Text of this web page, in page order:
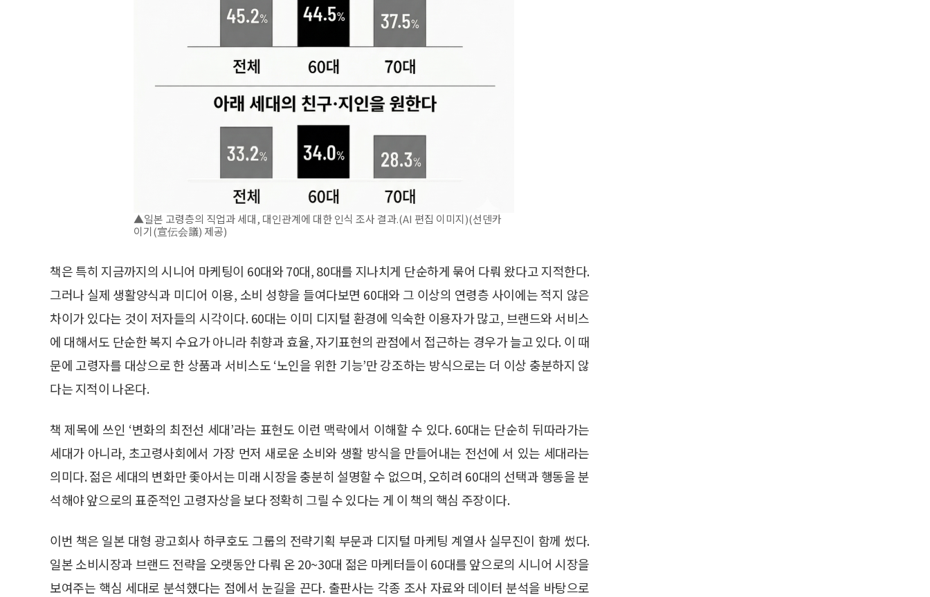
▲일본 고령층의 직업과 세대, 대인관계에 대한 인식 조사 결과.(AI 편집 이미지)(선덴카
이기(宣伝会議) 제공)
책은 특히 지금까지의 시니어 마케팅이 60대와 70대, 80대를 지나치게 단순하게 묶어 다뤄 왔다고 지적한다.
그러나 실제 생활양식과 미디어 이용, 소비 성향을 들여다보면 60대와 그 이상의 연령층 사이에는 적지 않은
차이가 있다는 것이 저자들의 시각이다. 60대는 이미 디지털 환경에 익숙한 이용자가 많고, 브랜드와 서비스
에 대해서도 단순한 복지 수요가 아니라 취향과 효율, 자기표현의 관점에서 접근하는 경우가 늘고 있다. 이 때
문에 고령자를 대상으로 한 상품과 서비스도 ‘노인을 위한 기능’만 강조하는 방식으로는 더 이상 충분하지 않
다는 지적이 나온다.
책 제목에 쓰인 ‘변화의 최전선 세대’라는 표현도 이런 맥락에서 이해할 수 있다. 60대는 단순히 뒤따라가는
세대가 아니라, 초고령사회에서 가장 먼저 새로운 소비와 생활 방식을 만들어내는 전선에 서 있는 세대라는
의미다. 젊은 세대의 변화만 좇아서는 미래 시장을 충분히 설명할 수 없으며, 오히려 60대의 선택과 행동을 분
석해야 앞으로의 표준적인 고령자상을 보다 정확히 그릴 수 있다는 게 이 책의 핵심 주장이다.
이번 책은 일본 대형 광고회사 하쿠호도 그룹의 전략기획 부문과 디지털 마케팅 계열사 실무진이 함께 썼다.
일본 소비시장과 브랜드 전략을 오랫동안 다뤄 온 20~30대 젊은 마케터들이 60대를 앞으로의 시니어 시장을
보여주는 핵심 세대로 분석했다는 점에서 눈길을 끈다. 출판사는 각종 조사 자료와 데이터 분석을 바탕으로